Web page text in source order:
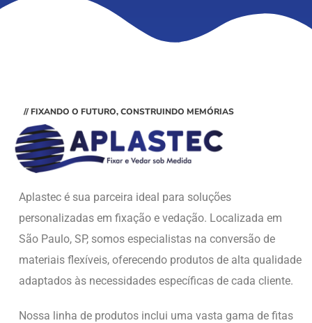
// FIXANDO O FUTURO, CONSTRUINDO MEMÓRIAS
Aplastec é sua parceira ideal para soluções
personalizadas em fixação e vedação. Localizada em
São Paulo, SP, somos especialistas na conversão de
materiais flexíveis, oferecendo produtos de alta qualidade
adaptados às necessidades específicas de cada cliente.
Nossa linha de produtos inclui uma vasta gama de fitas